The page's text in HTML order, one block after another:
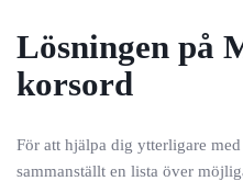
Lösningen på
korsord
För att hjälpa dig ytterligare
sammanställt en lista över